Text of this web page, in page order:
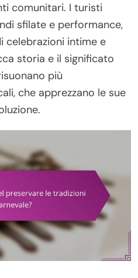
comunitari. I turisti
sfilate e performance,
celebrazioni intime e
storia e il significato
più
che apprezzano le sue